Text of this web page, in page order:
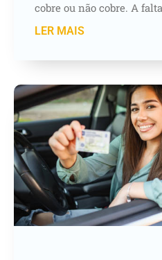
cobre ou não cobre. A
LER MAIS